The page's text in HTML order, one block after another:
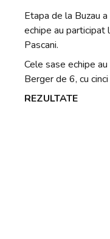
Etapa de la Buzau
echipe au participat
Pascani.
Cele sase echipe
Berger de 6, cu
REZULTATE